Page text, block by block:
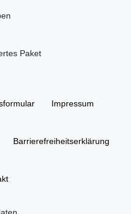
Paket
Impressum
Barrierefreiheitserklärung